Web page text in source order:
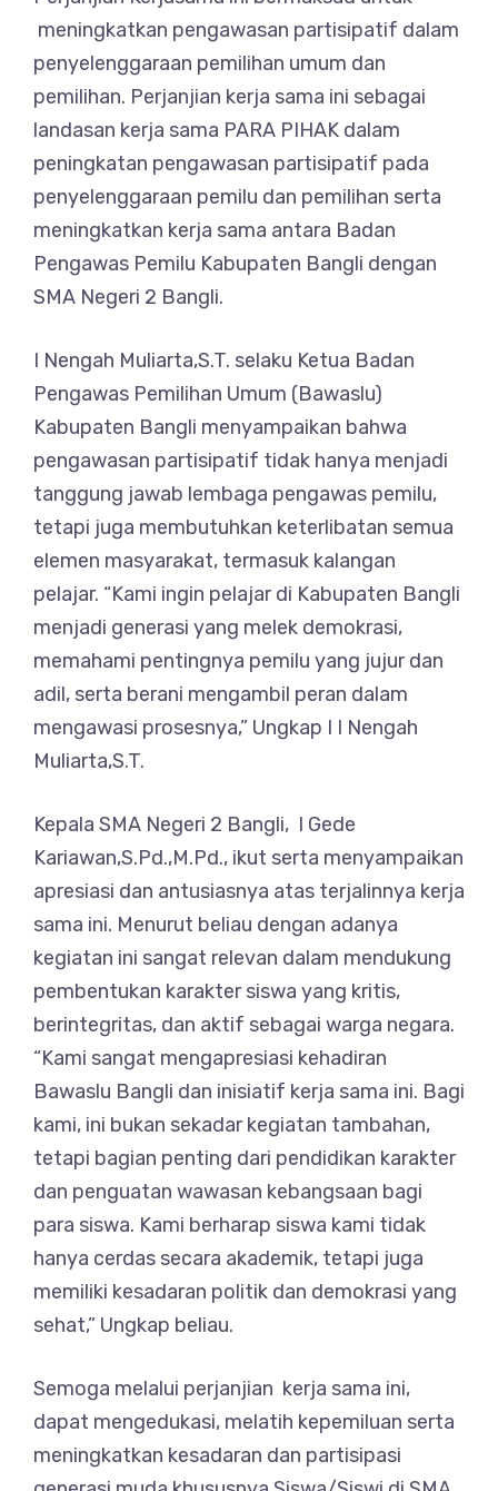
meningkatkan pengawasan partisipatif dalam
penyelenggaraan pemilihan umum dan
pemilihan. Perjanjian kerja sama ini sebagai
landasan kerja sama PARA PIHAK dalam
peningkatan pengawasan partisipatif pada
penyelenggaraan pemilu dan pemilihan serta
meningkatkan kerja sama antara Badan
Pengawas Pemilu Kabupaten Bangli dengan
SMA Negeri 2 Bangli.
I Nengah Muliarta,S.T. selaku Ketua Badan
Pengawas Pemilihan Umum (Bawaslu)
Kabupaten Bangli menyampaikan bahwa
pengawasan partisipatif tidak hanya menjadi
tanggung jawab lembaga pengawas pemilu,
tetapi juga membutuhkan keterlibatan semua
elemen masyarakat, termasuk kalangan
pelajar. “Kami ingin pelajar di Kabupaten Bangli
menjadi generasi yang melek demokrasi,
memahami pentingnya pemilu yang jujur dan
adil, serta berani mengambil peran dalam
mengawasi prosesnya,” Ungkap I I Nengah
Muliarta,S.T.
Kepala SMA Negeri 2 Bangli, I Gede
Kariawan,S.Pd.,M.Pd., ikut serta menyampaikan
apresiasi dan antusiasnya atas terjalinnya kerja
sama ini. Menurut beliau dengan adanya
kegiatan ini sangat relevan dalam mendukung
pembentukan karakter siswa yang kritis,
berintegritas, dan aktif sebagai warga negara.
“Kami sangat mengapresiasi kehadiran
Bawaslu Bangli dan inisiatif kerja sama ini. Bagi
kami, ini bukan sekadar kegiatan tambahan,
tetapi bagian penting dari pendidikan karakter
dan penguatan wawasan kebangsaan bagi
para siswa. Kami berharap siswa kami tidak
hanya cerdas secara akademik, tetapi juga
memiliki kesadaran politik dan demokrasi yang
sehat,” Ungkap beliau.
Semoga melalui perjanjian kerja sama ini,
dapat mengedukasi, melatih kepemiluan serta
meningkatkan kesadaran dan partisipasi